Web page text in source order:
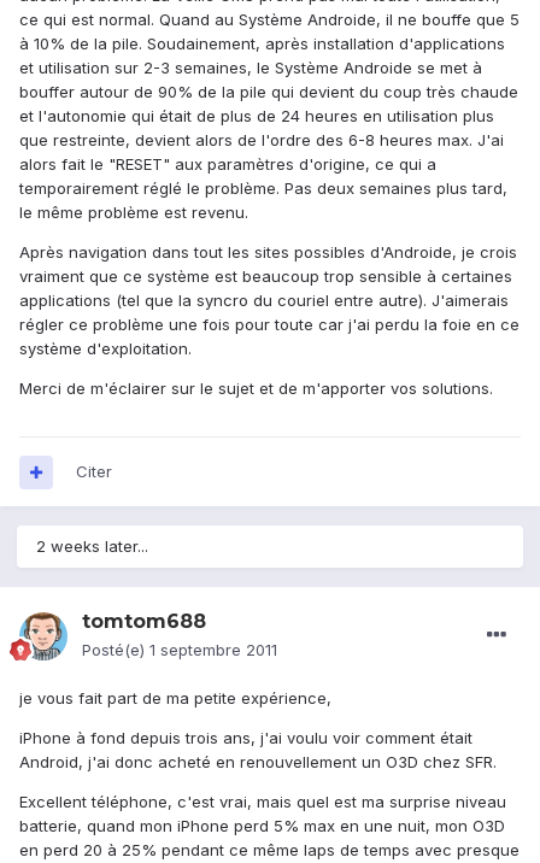
ce qui est normal. Quand au Système Androide, il ne bouffe que 5
à 10% de la pile. Soudainement, après installation d'applications
et utilisation sur 2-3 semaines, le Système Androide se met à
bouffer autour de 90% de la pile qui devient du coup très chaude
et l'autonomie qui était de plus de 24 heures en utilisation plus
que restreinte, devient alors de l'ordre des 6-8 heures max. J'ai
alors fait le "RESET" aux paramètres d'origine, ce qui a
temporairement réglé le problème. Pas deux semaines plus tard,
le même problème est revenu.
Après navigation dans tout les sites possibles d'Androide, je crois
vraiment que ce système est beaucoup trop sensible à certaines
applications (tel que la syncro du couriel entre autre). J'aimerais
régler ce problème une fois pour toute car j'ai perdu la foie en ce
système d'exploitation.
Merci de m'éclairer sur le sujet et de m'apporter vos solutions.
Citer
2 weeks later...
tomtom688
Posté(e) 1 septembre 2011
je vous fait part de ma petite expérience,
iPhone à fond depuis trois ans, j'ai voulu voir comment était
Android, j'ai donc acheté en renouvellement un O3D chez SFR.
Excellent téléphone, c'est vrai, mais quel est ma surprise niveau
batterie, quand mon iPhone perd 5% max en une nuit, mon O3D
en perd 20 à 25% pendant ce même laps de temps avec presque